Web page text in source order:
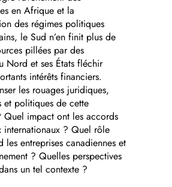
en Afrique et la
des régimes politiques
le Sud n’en finit plus de
pillées par des
Nord et ses États fléchir
intérêts financiers.
les rouages juridiques,
et politiques de cette
Quel impact ont les accords
internationaux ? Quel rôle
les entreprises canadiennes et
? Quelles perspectives
un tel contexte ?